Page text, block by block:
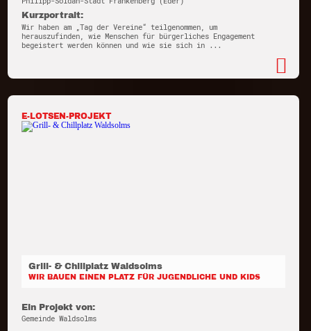
Kurzportrait:
Wir haben am „Tag der Vereine“ teilgenommen, um
herauszufinden, wie Menschen für bürgerliches Engagement
begeistert werden können und wie sie sich in ...
E-LOTSEN-PROJEKT
Grill- & Chillplatz Waldsolms
WIR BAUEN EINEN PLATZ FÜR JUGENDLICHE UND KIDS
Ein Projekt von:
Gemeinde Waldsolms